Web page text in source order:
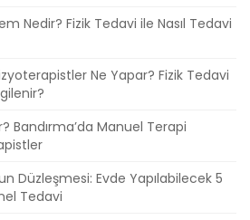
Nedir? Fizik Tedavi ile Nasıl Tedavi
Ne Yapar? Fizik Tedavi
Bandırma’da Manuel Terapi
Düzleşmesi: Evde Yapılabilecek 5
Tedavi